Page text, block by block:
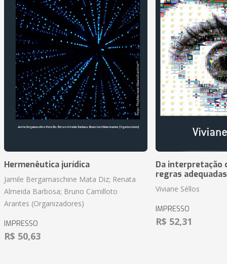
Hermenêutica jurídica
Jamile Bergamaschine Mata Diz; Renata
Almeida Barbosa; Bruno Camilloto
Arantes (Organizadores)
IMPRESSO
R$ 50,63
Da interpretação
regras
Viviane Séllos
IMPRESSO
R$ 52,31